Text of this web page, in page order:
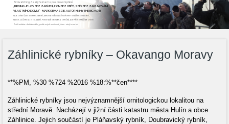
Birdwatching, česky řekneme pozorování ptáků
„BIRDING JE LOV BEZ ZABÍJENÍ, HON BEZ OBĚTÍ, SBĚR BEZ ZAPLŇOVÁNÍ
VLASTNÍHO DOMU“ - MARK OBMASCIK, AUTOR KNIHY THE BIG YEAR
NAJEZDÍME ČASTO STOVKY KILOMETRŮ, ABYCHOM VIDĚLI DALŠÍ NOVÝ DRUH. ODNÁŠÍME SI NADŠENÍ,
RADOST, ZÁŽITKY, ALE I ZKLAMÁNÍ, POKUD NAŠE CESTA BYLA ZBYTEČNÁ, ALE PŘÍŠTĚ VYRÁŽÍME ZNOVU
Začít můžete v každém věku, podle svých možností, času...stojí to za to!
Záhlinické rybníky – Okavango Moravy
**%PM, %30 %724 %2016 %18:%**čen****
Záhlinické rybníky jsou nejvýznamnější ornitologickou lokalitou na
střední Moravě. Nacházejí v jižní části katastru města Hulín a obce
Záhlinice. Jejich součástí je Pláňavský rybník, Doubravický rybník,